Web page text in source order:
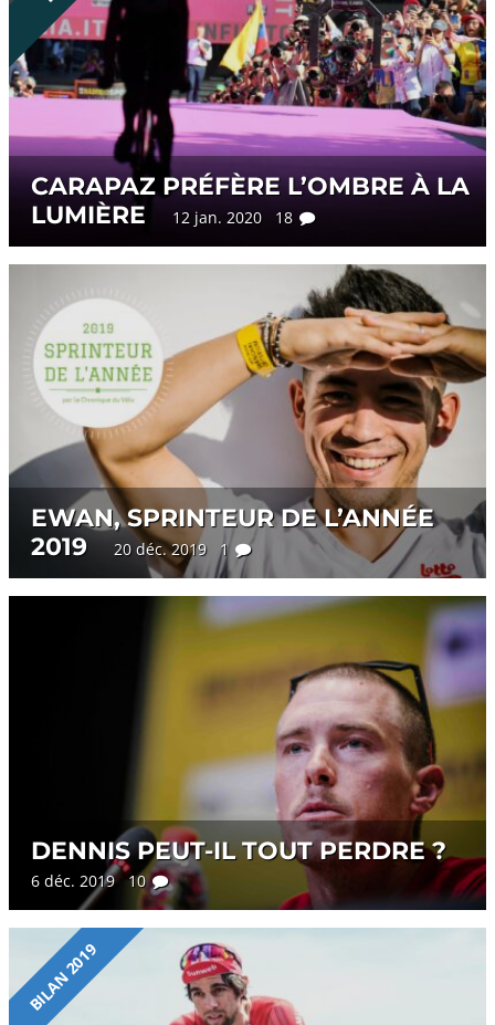
CARAPAZ PRÉFÈRE L’OMBRE À LA
LUMIÈRE
12 jan. 2020 18
EWAN, SPRINTEUR DE L’ANNÉE
2019
20 déc. 2019 1
DENNIS PEUT-IL TOUT PERDRE ?
6 déc. 2019 10
BILAN 2019